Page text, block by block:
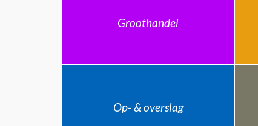
Groothandel
Op- & overslag